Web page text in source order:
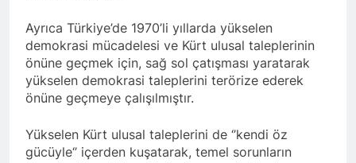
Kurdistan24 te Cemal
Batun’un konuğu oldu.
1 Yıl Ago
HAK-PAR PM üyesi
Siracettin Sarı; Almanya-
Bottrop’da “Ortadoğu,
Kürtler ve Yeni Dönem
konferans verdi.
1 Yıl Ago
HAK-PAR pm üyesi
tarihin de Almanya’nın
Bottrop kendinden sonra,
1 Yıl Ago
HAK-PAR Genel başkanı
Ayrıca Türkiye’de 1970’li yıllarda yükselen
demokrasi mücadelesi ve Kürt ulusal taleplerinin
önüne geçmek için, sağ sol çatışması yaratarak
yükselen demokrasi taleplerini terörize ederek
önüne geçmeye çalışılmıştır.
Yükselen Kürt ulusal taleplerini de ‘’kendi öz
gücüyle‘’ içerden kuşatarak, temel sorunların